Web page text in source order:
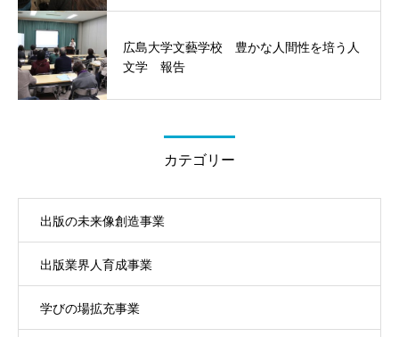
広島大学文藝学校 豊かな人間性を培う人
文学 報告
カテゴリー
出版の未来像創造事業
出版業界人育成事業
学びの場拡充事業